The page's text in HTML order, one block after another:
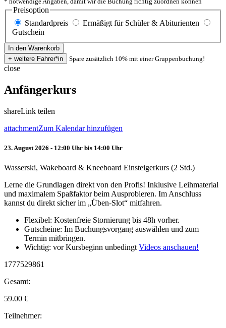
Preisoption
Standardpreis
Ermäßigt für Schüler & Abiturienten
Gutschein
Spare zusätzlich 10% mit einer Gruppenbuchung!
close
Anfängerkurs
shareLink teilen
attachmentZum Kalendar hinzufügen
23. August 2026 - 12:00 Uhr bis 14:00 Uhr
Wasserski, Wakeboard & Kneeboard Einsteigerkurs (2 Std.)
Lerne die Grundlagen direkt von den Profis! Inklusive Leihmaterial
und maximalem Spaßfaktor beim Ausprobieren. Im Anschluss
kannst du direkt sicher im „Üben-Slot“ mitfahren.
Flexibel: Kostenfreie Stornierung bis 48h vorher.
Gutscheine: Im Buchungsvorgang auswählen und zum
Termin mitbringen.
Wichtig: vor Kursbeginn unbedingt Videos anschauen!
1777529861
Gesamt:
59.00 €
Teilnehmer: